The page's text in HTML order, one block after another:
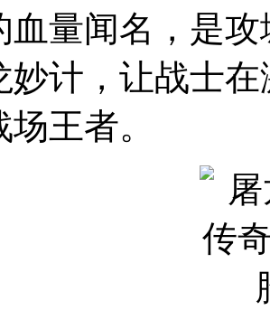
血量闻名，是
妙计，让战士
王者。